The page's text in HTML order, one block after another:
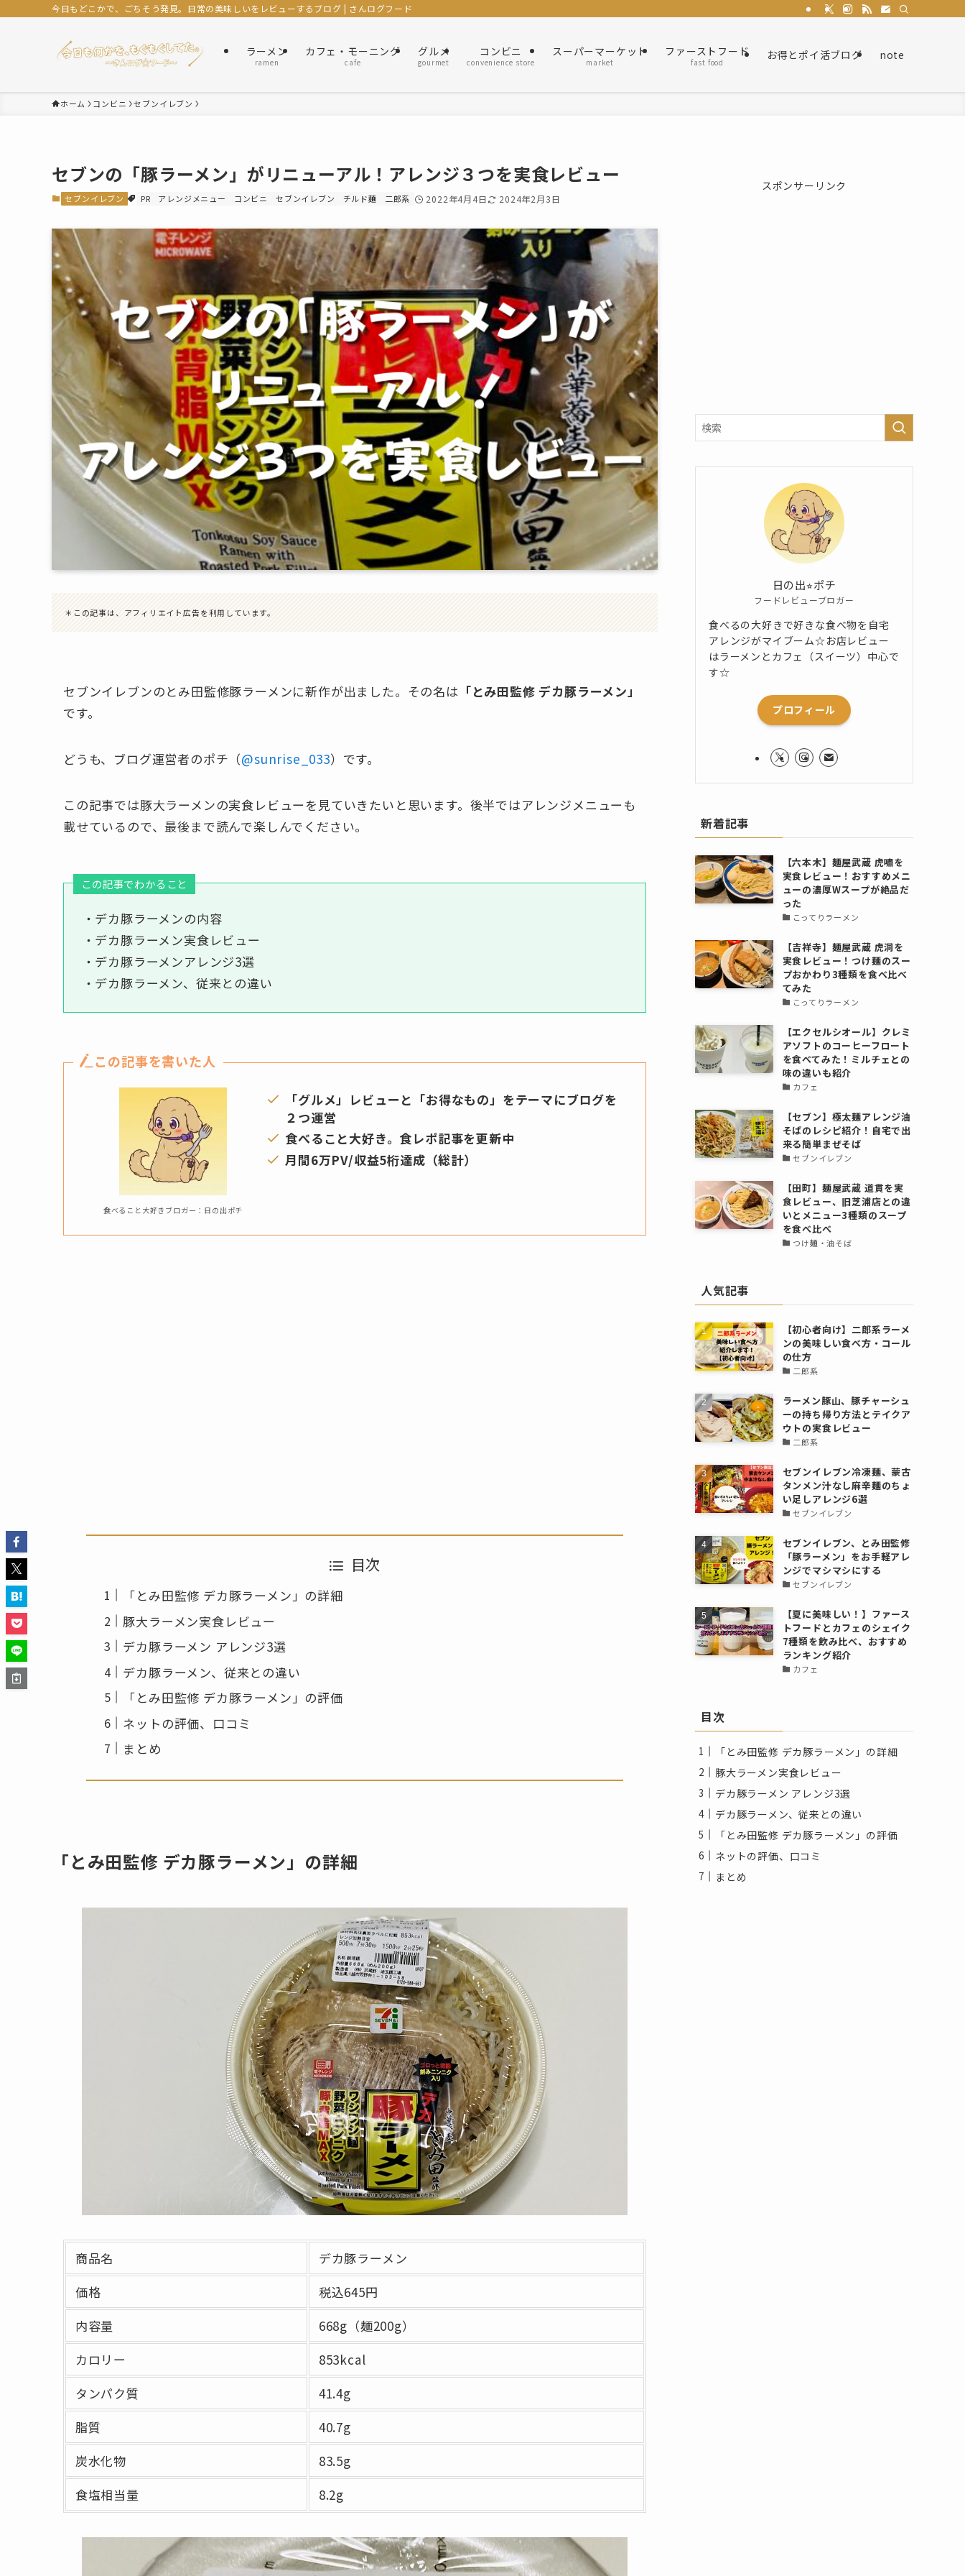
今日もどこかで、ごちそう発見。日常の美味しいをレビューするブログ | さんログフード
ラーメン
ramen
カフェ・モーニング
cafe
グルメ
gourmet
コンビニ
convenience store
スーパーマーケット
market
ファーストフード
fast food
お得とポイ活ブログ note
ホーム コンビニ セブンイレブン
セブンの「豚ラーメン」がリニューアル！アレンジ３つを実食レビュー
セブンイレブン PR アレンジメニュー コンビニ セブンイレブン チルド麺 二郎系 2022年4月4日 2024年2月3日
＊この記事は、アフィリエイト広告を利用しています。
セブンイレブンのとみ田監修豚ラーメンに新作が出ました。その名は 「とみ田監修 デカ豚ラーメン」
です。
どうも、ブログ運営者のポチ（@sunrise_033）です。
この記事では豚大ラーメンの実食レビューを見ていきたいと思います。後半ではアレンジメニューも
載せているので、最後まで読んで楽しんでください。
この記事でわかること
・デカ豚ラーメンの内容
・デカ豚ラーメン実食レビュー
・デカ豚ラーメンアレンジ3選
・デカ豚ラーメン、従来との違い
この記事を書いた人
食べること大好きブロガー：日の出ポチ
「グルメ」レビューと「お得なもの」をテーマにブログを
２つ運営
食べること大好き。食レポ記事を更新中
月間6万PV/収益5桁達成（総計）
目次
「とみ田監修 デカ豚ラーメン」の詳細
豚大ラーメン実食レビュー
デカ豚ラーメン アレンジ3選
デカ豚ラーメン、従来との違い
「とみ田監修 デカ豚ラーメン」の評価
ネットの評価、口コミ
まとめ
「とみ田監修 デカ豚ラーメン」の詳細
商品名
デカ豚ラーメン
価格
税込645円
内容量
668g（麺200g）
カロリー
853kcal
タンパク質
41.4g
脂質
40.7g
炭水化物
83.5g
食塩相当量
8.2g
スポンサーリンク
日の出⭐︎ポチ
フードレビューブロガー
食べるの大好きで好きな食べ物を自宅
アレンジがマイブーム☆お店レビュー
はラーメンとカフェ（スイーツ）中心で
す☆
プロフィール
新着記事
【六本木】麺屋武蔵 虎嘯を
実食レビュー！おすすめメニ
ューの濃厚Wスープが絶品だ
った
こってりラーメン
【吉祥寺】麺屋武蔵 虎洞を
実食レビュー！つけ麺のスー
プおかわり3種類を食べ比べ
てみた
こってりラーメン
【エクセルシオール】クレミ
アソフトのコーヒーフロート
を食べてみた！ミルチェとの
味の違いも紹介
カフェ
【セブン】極太麺アレンジ油
そばのレシピ紹介！自宅で出
来る簡単まぜそば
セブンイレブン
【田町】麺屋武蔵 道貫を実
食レビュー、旧芝浦店との違
いとメニュー3種類のスープ
を食べ比べ
つけ麺・油そば
人気記事
【初心者向け】二郎系ラーメ
ンの美味しい食べ方・コール
の仕方
二郎系
ラーメン豚山、豚チャーシュ
ーの持ち帰り方法とテイクア
ウトの実食レビュー
二郎系
セブンイレブン冷凍麺、蒙古
タンメン汁なし麻辛麺のちょ
い足しアレンジ6選
セブンイレブン
セブンイレブン、とみ田監修
「豚ラーメン」をお手軽アレ
ンジでマシマシにする
セブンイレブン
【夏に美味しい！】ファース
トフードとカフェのシェイク
7種類を飲み比べ、おすすめ
ランキング紹介
カフェ
目次
「とみ田監修 デカ豚ラーメン」の詳細
豚大ラーメン実食レビュー
デカ豚ラーメン アレンジ3選
デカ豚ラーメン、従来との違い
「とみ田監修 デカ豚ラーメン」の評価
ネットの評価、口コミ
まとめ